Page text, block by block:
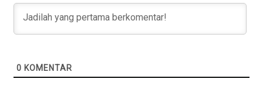
0 KOMENTAR